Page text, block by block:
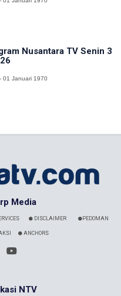
Nusantara TV Senin 3
01 Januari 1970
Media
DISCLAIMER PEDOMAN
ANCHORS
NTV